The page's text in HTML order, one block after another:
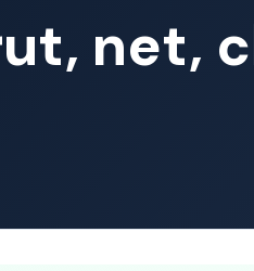
net,